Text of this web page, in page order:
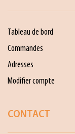
Tableau de bord
Commandes
Adresses
Modifier compte
CONTACT